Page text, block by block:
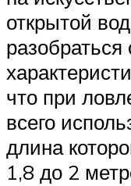
открытой
что при
всего
длина
1,8 до 2